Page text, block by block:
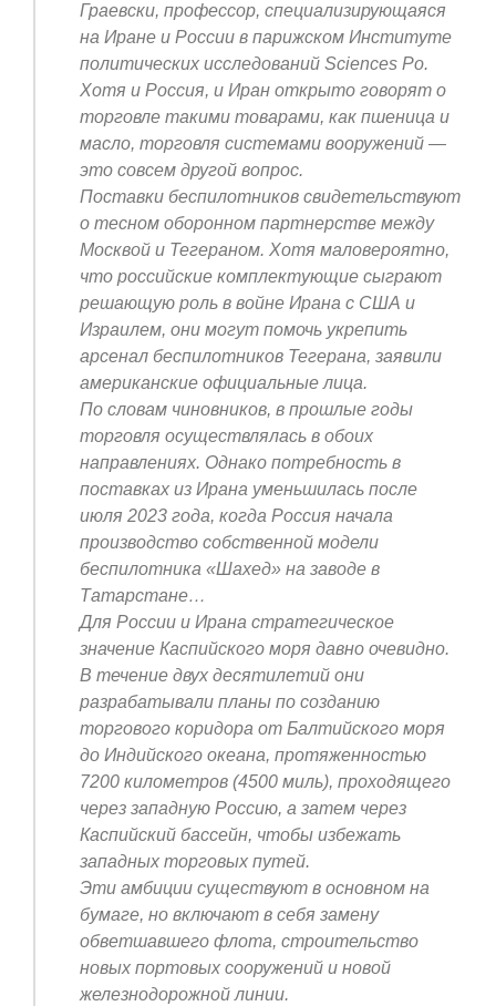
Граевски, профессор, специализирующаяся
на Иране и России в парижском Институте
политических исследований Sciences Po.
Хотя и Россия, и Иран открыто говорят о
торговле такими товарами, как пшеница и
масло, торговля системами вооружений —
это совсем другой вопрос.
Поставки беспилотников свидетельствуют
о тесном оборонном партнерстве между
Москвой и Тегераном. Хотя маловероятно,
что российские комплектующие сыграют
решающую роль в войне Ирана с США и
Израилем, они могут помочь укрепить
арсенал беспилотников Тегерана, заявили
американские официальные лица.
По словам чиновников, в прошлые годы
торговля осуществлялась в обоих
направлениях. Однако потребность в
поставках из Ирана уменьшилась после
июля 2023 года, когда Россия начала
производство собственной модели
беспилотника «Шахед» на заводе в
Татарстане…
Для России и Ирана стратегическое
значение Каспийского моря давно очевидно.
В течение двух десятилетий они
разрабатывали планы по созданию
торгового коридора от Балтийского моря
до Индийского океана, протяженностью
7200 километров (4500 миль), проходящего
через западную Россию, а затем через
Каспийский бассейн, чтобы избежать
западных торговых путей.
Эти амбиции существуют в основном на
бумаге, но включают в себя замену
обветшавшего флота, строительство
новых портовых сооружений и новой
железнодорожной линии.